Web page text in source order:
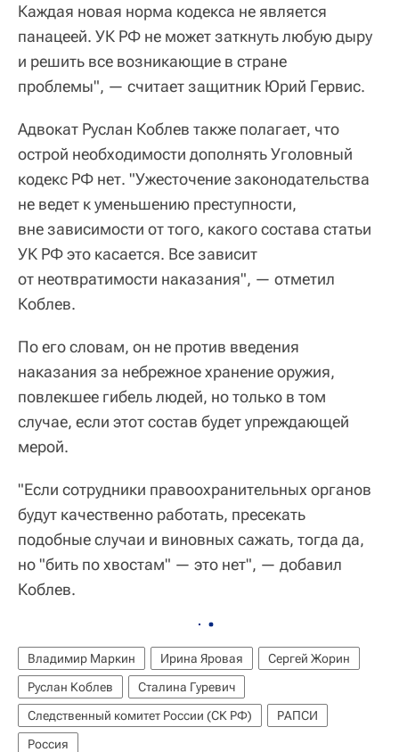
Каждая новая норма кодекса не является
панацеей. УК РФ не может заткнуть любую дыру
и решить все возникающие в стране
проблемы", — считает защитник Юрий Гервис.
Адвокат Руслан Коблев также полагает, что
острой необходимости дополнять Уголовный
кодекс РФ нет. "Ужесточение законодательства
не ведет к уменьшению преступности,
вне зависимости от того, какого состава статьи
УК РФ это касается. Все зависит
от неотвратимости наказания", — отметил
Коблев.
По его словам, он не против введения
наказания за небрежное хранение оружия,
повлекшее гибель людей, но только в том
случае, если этот состав будет упреждающей
мерой.
"Если сотрудники правоохранительных органов
будут качественно работать, пресекать
подобные случаи и виновных сажать, тогда да,
но "бить по хвостам" — это нет", — добавил
Коблев.
Владимир Маркин Ирина Яровая
Сергей Жорин
Руслан Коблев
Сталина Гуревич
Следственный комитет России (СК РФ)
РАПСИ
Россия